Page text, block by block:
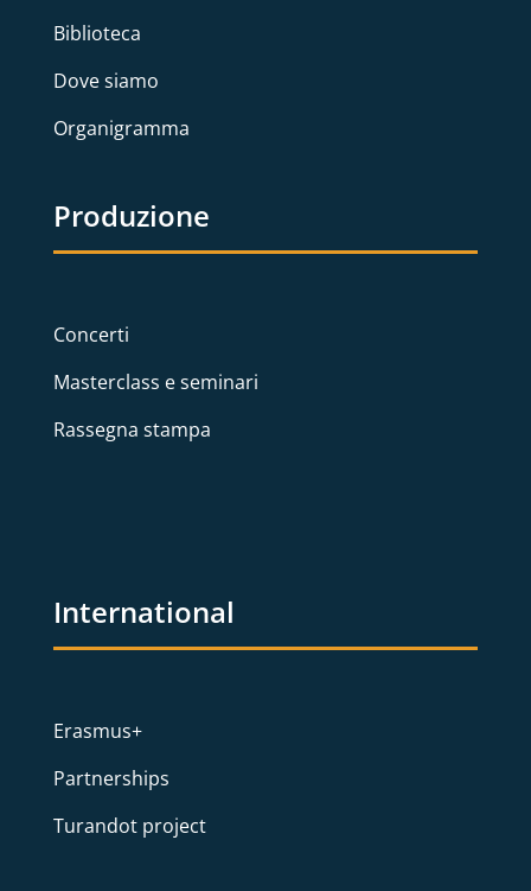
Biblioteca
Dove siamo
Organigramma
Produzione
Concerti
Masterclass e seminari
Rassegna stampa
International
Erasmus+
Partnerships
Turandot project